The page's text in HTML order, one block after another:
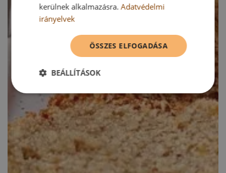
kerülnek alkalmazásra.Adatvédelmi
irányelvek
ÖSSZES ELFOGADÁSA
BEÁLLÍTÁSOK